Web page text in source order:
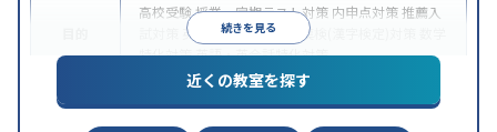
続きを見る
高校受験授業・定期テスト対策 内申点対策推薦入
英検(英語検定)対策 漢検(漢字検定)対策
特化対策英語・英会話特化対策
オンライン対応
近くの教室を探す